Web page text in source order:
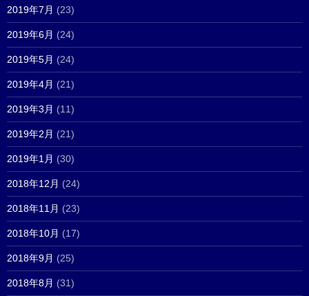
2019年7月 (23)
2019年6月 (24)
2019年5月 (24)
2019年4月 (21)
2019年3月 (11)
2019年2月 (21)
2019年1月 (30)
2018年12月 (24)
2018年11月 (23)
2018年10月 (17)
2018年9月 (25)
2018年8月 (31)